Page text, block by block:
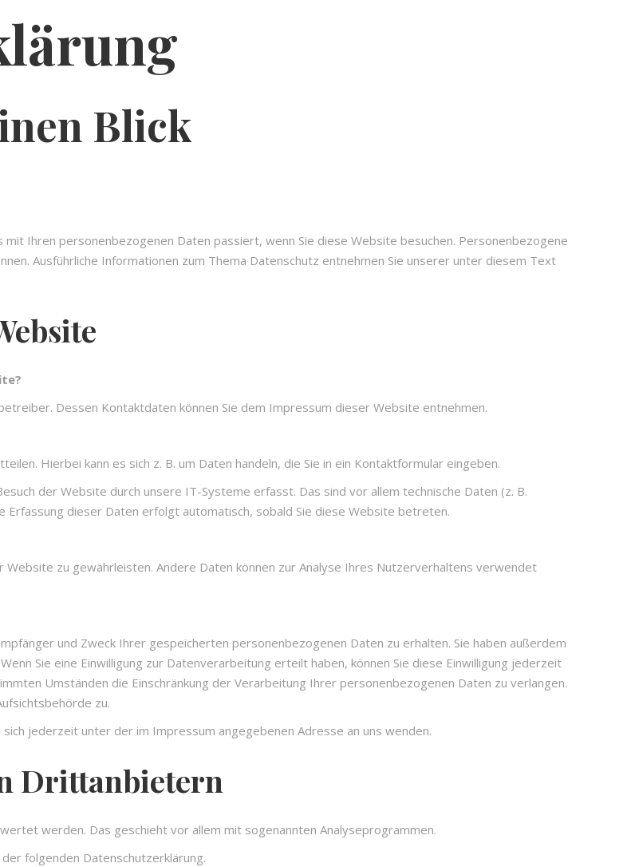
Blick
Ihren personenbezogenen Daten passiert, wenn Sie diese Website besuchen. Personenbezogene
Ausführliche Informationen zum Thema Datenschutz entnehmen Sie unserer unter diesem Text
Dessen Kontaktdaten können Sie dem Impressum dieser Website entnehmen.
Hierbei kann es sich z. B. um Daten handeln, die Sie in ein Kontaktformular eingeben.
der Website durch unsere IT-Systeme erfasst. Das sind vor allem technische Daten (z. B.
dieser Daten erfolgt automatisch, sobald Sie diese Website betreten.
zu gewährleisten. Andere Daten können zur Analyse Ihres Nutzerverhaltens verwendet
und Zweck Ihrer gespeicherten personenbezogenen Daten zu erhalten. Sie haben außerdem
Sie eine Einwilligung zur Datenverarbeitung erteilt haben, können Sie diese Einwilligung jederzeit
Umständen die Einschränkung der Verarbeitung Ihrer personenbezogenen Daten zu verlangen.
zu.
jederzeit unter der im Impressum angegebenen Adresse an uns wenden.
Dritt­anbietern
werden. Das geschieht vor allem mit sogenannten Analyseprogrammen.
folgenden Datenschutzerklärung.